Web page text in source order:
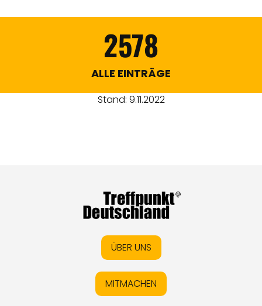
2578
ALLE EINTRÄGE
Stand: 9.11.2022
ÜBER UNS
MITMACHEN